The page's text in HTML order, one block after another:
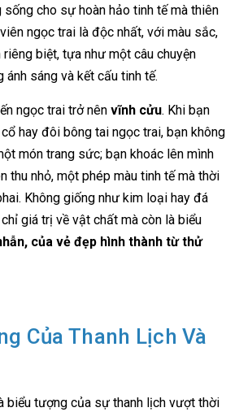
sống cho sự hoàn hảo tinh tế mà thiên
ngọc trai là độc nhất, với màu sắc,
riêng biệt, tựa như một câu chuyện
sáng và kết cấu tinh tế.
ngọc trai trở nên vĩnh cửu. Khi bạn
hay đôi bông tai ngọc trai, bạn không
món trang sức; bạn khoác lên mình
thu nhỏ, một phép màu tinh tế mà thời
Không giống như kim loại hay đá
giá trị về vật chất mà còn là biểu
của vẻ đẹp hình thành từ thử
Của Thanh Lịch Và
biểu tượng của sự thanh lịch vượt thời